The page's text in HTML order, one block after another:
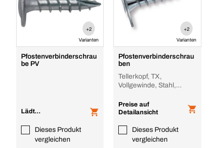
+2
Varianten
Pfostenverbinderschrau
be PV
Lädt...
Dieses Produkt
vergleichen
+2
Varianten
Pfostenverbinderschrau
ben
Tellerkopf, TX,
Vollgewinde, Stahl,
Vollgewinde
Preise auf
Detailansicht
Dieses Produkt
vergleichen